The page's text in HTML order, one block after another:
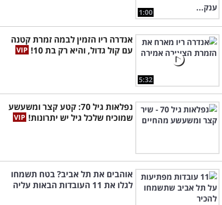
1:00
5:32
אנדרה ריו הזמין לבמה זמרת קטנה
עם קול גדול, והיא רק בת 10!
נפלאות גיל 70: קטע קצר ומשעשע
שמוכיח שלכל גיל יש יתרונות!
אוהבים את תל אביב? בטח תשמחו
לגלו את 11 העובדות הבאות עליה